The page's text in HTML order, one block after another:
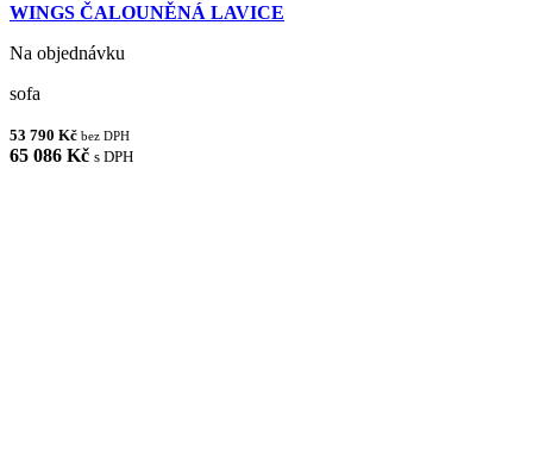
WINGS ČALOUNĚNÁ LAVICE
Na objednávku
sofa
53 790 Kč bez DPH
65 086 Kč s DPH